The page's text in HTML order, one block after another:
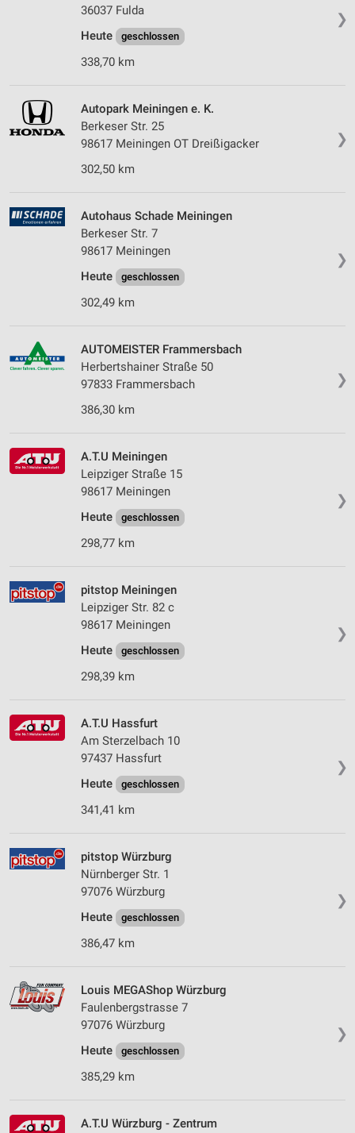
❯
36037 Fulda
Heute
geschlossen
338,70 km
❯
Autopark Meiningen e. K.
Berkeser Str. 25
98617 Meiningen OT Dreißigacker
302,50 km
❯
Autohaus Schade Meiningen
Berkeser Str. 7
98617 Meiningen
Heute
geschlossen
302,49 km
❯
AUTOMEISTER Frammersbach
Herbertshainer Straße 50
97833 Frammersbach
386,30 km
❯
A.T.U Meiningen
Leipziger Straße 15
98617 Meiningen
Heute
geschlossen
298,77 km
❯
pitstop Meiningen
Leipziger Str. 82 c
98617 Meiningen
Heute
geschlossen
298,39 km
❯
A.T.U Hassfurt
Am Sterzelbach 10
97437 Hassfurt
Heute
geschlossen
341,41 km
❯
pitstop Würzburg
Nürnberger Str. 1
97076 Würzburg
Heute
geschlossen
386,47 km
❯
Louis MEGAShop Würzburg
Faulenbergstrasse 7
97076 Würzburg
Heute
geschlossen
385,29 km
A.T.U Würzburg - Zentrum